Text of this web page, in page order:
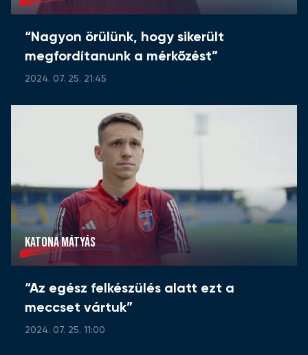
“Nagyon örülünk, hogy sikerült
megfordítanunk a mérkőzést”
2024. 07. 25. 21:45
KATONA MÁTYÁS
“Az egész felkészülés alatt ezt a
meccset vártuk”
2024. 07. 25. 11:00